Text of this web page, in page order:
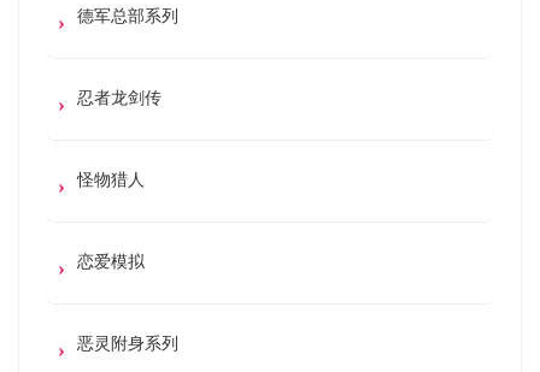
德军总部系列
忍者龙剑传
怪物猎人
恋爱模拟
恶灵附身系列